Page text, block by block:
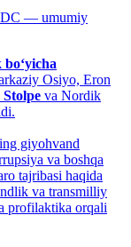
— umumiy
Osiyo, Eron
va Nordik
giyohvand
va boshqa
tajribasi haqida
va transmilliy
profilaktika orqali